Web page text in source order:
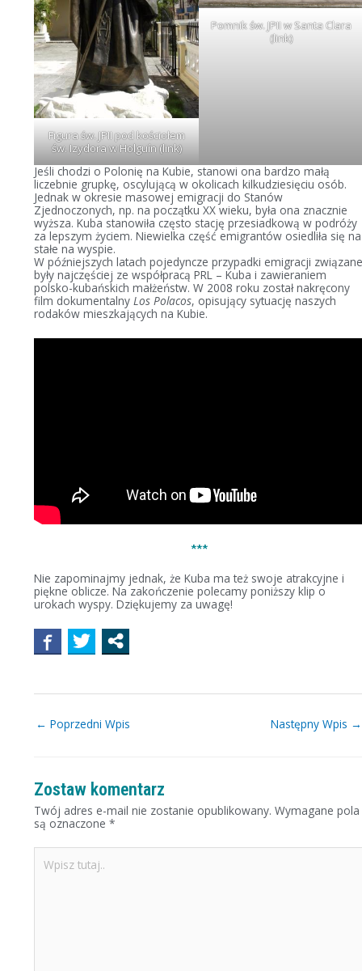
Figura św. JPII pod kościołem
św. Izydora w Holguín (link)
Pomnik św. JPII w Santa Clara
(link)
Jeśli chodzi o Polonię na Kubie, stanowi ona bardzo małą
liczebnie grupkę, oscylującą w okolicach kilkudziesięciu osób.
Jednak w okresie masowej emigracji do Stanów
Zjednoczonych, np. na początku XX wieku, była ona znacznie
wyższa. Kuba stanowiła często stację przesiadkową w podróży
za lepszym życiem. Niewielka część emigrantów osiedliła się na
stałe na wyspie.
W późniejszych latach pojedyncze przypadki emigracji
były najczęściej ze współpracą PRL – Kuba i zawieraniem
polsko-kubańskich małżeństw. W 2008 roku został nakręcony
film dokumentalny Los Polacos, opisujący sytuację naszych
rodaków mieszkających na Kubie.
***
Nie zapominajmy jednak, że Kuba ma też swoje atrakcyjne i
piękne oblicze. Na zakończenie polecamy poniższy klip o
urokach wyspy. Dziękujemy za uwagę!
← Poprzedni Wpis Następny Wpis →
Zostaw komentarz
Twój adres e-mail nie zostanie opublikowany. Wymagane pola
są oznaczone*
Wpisz
tutaj..